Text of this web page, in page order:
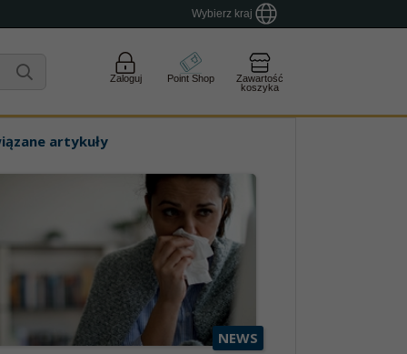
Wybierz kraj
Zaloguj Point Shop
Zawartość
koszyka
artykuły
NEWS